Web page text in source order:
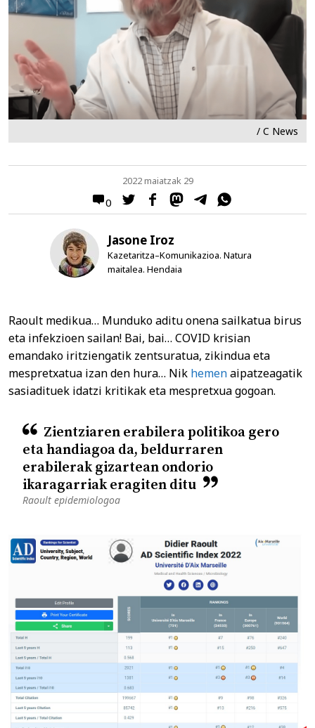
/ C News
0
2022 maiatzak 29
Jasone Iroz
Kazetaritza–Komunikazioa. Natura
maitalea. Hendaia
Raoult medikua… Munduko aditu onena sailkatua birus
eta infekzioen sailan! Bai, bai… COVID krisian
emandako iritziengatik zentsuratua, zikindua eta
mespretxatua izan den hura… Nik hemenaipatzeagatik
sasiadituek idatzi kritikak eta mespretxua gogoan.
Zientziaren erabilera politikoa gero
eta handiagoa da, beldurraren
erabilerak gizartean ondorio
ikaragarriak eragiten ditu
Raoult epidemiologoa